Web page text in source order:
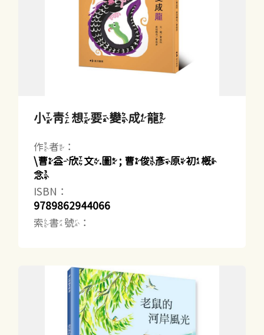
小青想要變成龍
作者：
\曹益欣文.圖 ; 曹俊彥原初概
念
ISBN：
9789862944066
索書號：